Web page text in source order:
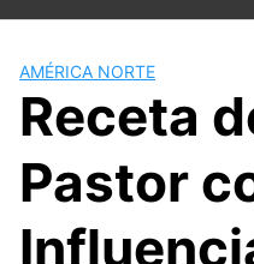
AMÉRICA NORTE
Receta
Pastor